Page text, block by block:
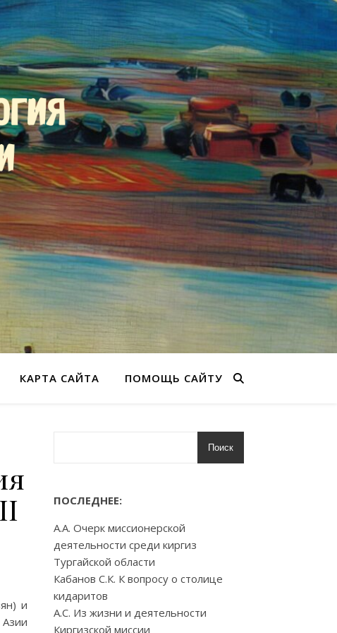
КАРТА САЙТА ПОМОЩЬ САЙТУ
и
Поиск
ПОСЛЕДНЕЕ:
А.А. Очерк миссионерской
деятельности среди киргиз
Тургайской области
Кабанов С.К. К вопросу о столице
кидаритов
А.С. Из жизни и деятельности
Киргизской миссии